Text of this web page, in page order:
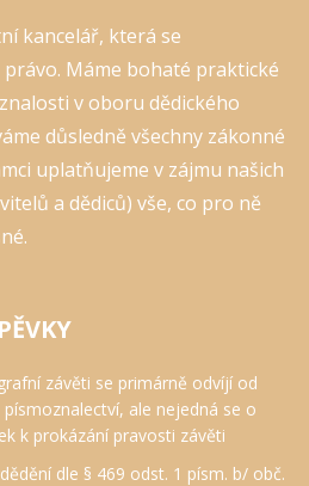
kancelář, která se
Máme bohaté praktické
v oboru dědického
důsledně všechny zákonné
uplatňujeme v zájmu našich
a dědiců) vše, co pro ně
závěti se primárně odvíjí od
ale nejedná se o
k prokázání pravosti závěti
dle § 469 odst. 1 písm. b/ obč.